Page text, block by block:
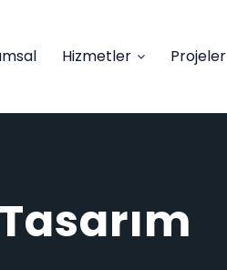
Hizmetler Projeler